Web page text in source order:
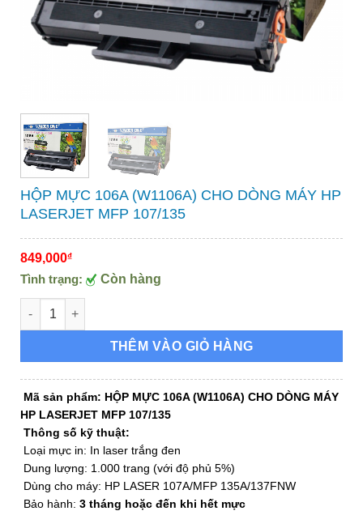
HỘP MỰC 106A (W1106A) CHO DÒNG MÁY HP
LASERJET MFP 107/135
849,000₫
Tình trạng: Còn hàng
HỘP MỰC 106A (W1106A) CHO DÒNG MÁY HP LASERJET
THÊM VÀO GIỎ HÀNG
Mã sản phẩm: HỘP MỰC 106A (W1106A) CHO DÒNG MÁY
HP LASERJET MFP 107/135
Thông số kỹ thuật:
Loại mực in: In laser trắng đen
Dung lượng: 1.000 trang (với độ phủ 5%)
Dùng cho máy: HP LASER 107A/MFP 135A/137FNW
Bảo hành: 3 tháng hoặc đến khi hết mực